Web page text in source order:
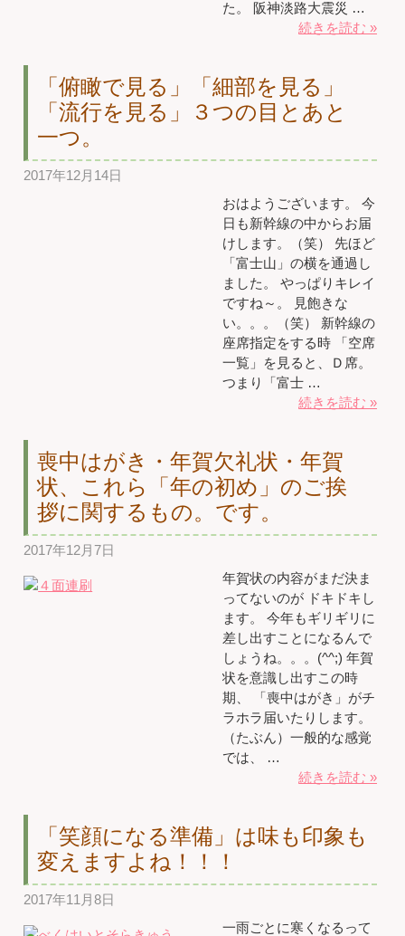
た。 阪神淡路大震災 …
続きを読む »
「俯瞰で見る」「細部を見る」
「流行を見る」３つの目とあと
一つ。
2017年12月14日
おはようございます。 今
日も新幹線の中からお届
けします。（笑） 先ほど
「富士山」の横を通過し
ました。 やっぱりキレイ
ですね～。 見飽きな
い。。。（笑） 新幹線の
座席指定をする時 「空席
一覧」を見ると、Ｄ席。
つまり「富士 …
続きを読む »
喪中はがき・年賀欠礼状・年賀
状、これら「年の初め」のご挨
拶に関するもの。です。
2017年12月7日
年賀状の内容がまだ決ま
ってないのが ドキドキし
ます。 今年もギリギリに
差し出すことになるんで
しょうね。。。(^^;) 年賀
状を意識し出すこの時
期、 「喪中はがき」がチ
ラホラ届いたりします。
（たぶん）一般的な感覚
では、 …
続きを読む »
「笑顔になる準備」は味も印象も
変えますよね！！！
2017年11月8日
一雨ごとに寒くなるって